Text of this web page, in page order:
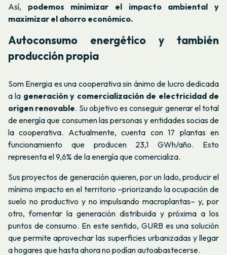
Así, podemos minimizar el impacto ambiental y
maximizar el ahorro económico.
Autoconsumo energético y también
producción propia
Som Energia es una cooperativa sin ánimo de lucro dedicada
a la generación y comercialización de electricidad de
origen renovable. Su objetivo es conseguir generar el total
de energía que consumen las personas y entidades socias de
la cooperativa. Actualmente, cuenta con 17 plantas en
funcionamiento que producen 23,1 GWh/año. Esto
representa el 9,6% de la energía que comercializa.
Sus proyectos de generación quieren, por un lado, producir el
mínimo impacto en el territorio –priorizando la ocupación de
suelo no productivo y no impulsando macroplantas– y, por
otro, fomentar la generación distribuida y próxima a los
puntos de consumo. En este sentido, GURB es una solución
que permite aprovechar las superficies urbanizadas yllegar
a hogares que hasta ahora no podían autoabastecerse.